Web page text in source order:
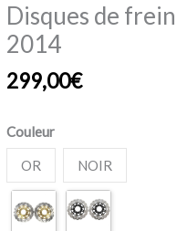
Disques de
2014
299,00€
Couleur
OR NOIR
quantité
de
Disques
de
1000
2012-
2014